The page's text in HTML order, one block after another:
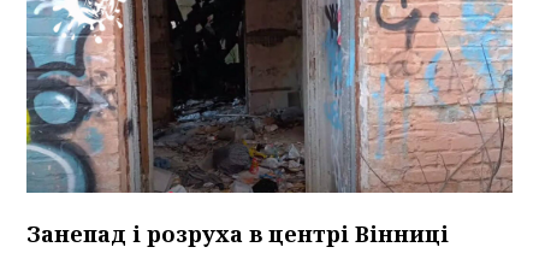
Занепад і розруха в центрі Вінниці